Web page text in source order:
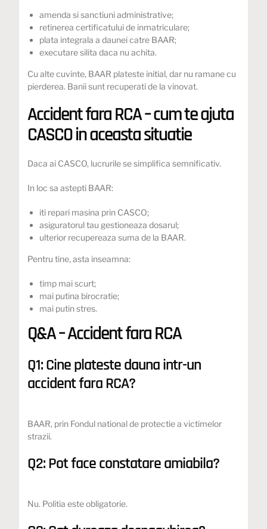
amenda si sanctiuni administrative;
retinerea certificatului de inmatriculare;
plata integrala a daunei catre BAAR;
executare silita daca nu achita.
Cu alte cuvinte, BAAR plateste initial, dar nu ramane cu
pierderea. Banii sunt recuperati de la vinovat.
Accident fara RCA – cum te ajuta
CASCO in aceasta situatie
Daca ai CASCO, lucrurile se simplifica semnificativ.
In loc sa astepti BAAR:
iti repari masina prin CASCO;
asiguratorul tau gestioneaza dosarul;
ulterior recupereaza suma de la BAAR.
Pentru tine, asta inseamna:
timp mai scurt;
mai putina birocratie;
mai putin stres.
Q&A – Accident fara RCA
Q1: Cine plateste dauna intr-un
accident fara RCA?
BAAR, prin Fondul national de protectie a victimelor
strazii.
Q2: Pot face constatare amiabila?
Nu. Politia este obligatorie.